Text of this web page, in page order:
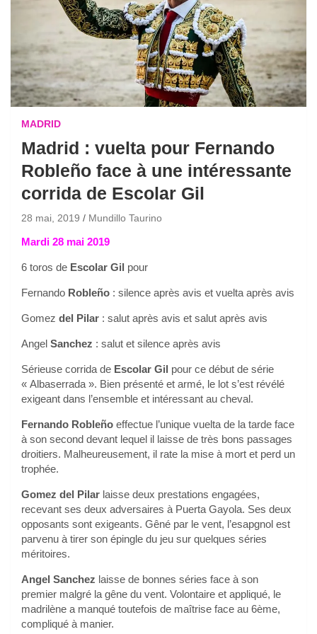
MADRID
Madrid : vuelta pour Fernando
Robleño face à une intéressante
corrida de Escolar Gil
28 mai, 2019 Mundillo Taurino
Mardi 28 mai 2019
6 toros de Escolar Gil pour
Fernando Robleño : silence après avis et vuelta après avis
Gomez del Pilar : salut après avis et salut après avis
Angel Sanchez : salut et silence après avis
Sérieuse corrida de Escolar Gil pour ce début de série
« Albaserrada ». Bien présenté et armé, le lot s’est révélé
exigeant dans l’ensemble et intéressant au cheval.
Fernando Robleño effectue l’unique vuelta de la tarde face
à son second devant lequel il laisse de très bons passages
droitiers. Malheureusement, il rate la mise à mort et perd un
trophée.
Gomez del Pilar laisse deux prestations engagées,
recevant ses deux adversaires à Puerta Gayola. Ses deux
opposants sont exigeants. Gêné par le vent, l’esapgnol est
parvenu à tirer son épingle du jeu sur quelques séries
méritoires.
Angel Sanchez laisse de bonnes séries face à son
premier malgré la gêne du vent. Volontaire et appliqué, le
madrilène a manqué toutefois de maîtrise face au 6ème,
compliqué à manier.